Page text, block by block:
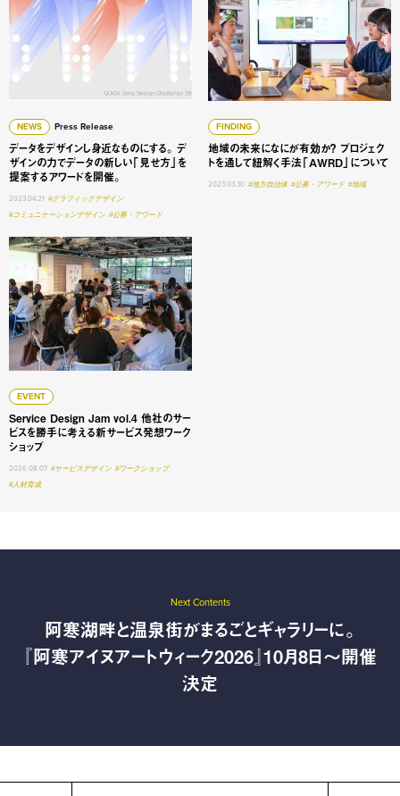
NEWS Press Release
データをデザインし身近なものにする。 デ
ザインの力でデータの新しい「見せ方」を
提案するアワードを開催。
2023.04.21
#グラフィックデザイン
#コミュニケーションデザイン #公募・アワード
FINDING
地域の未来になにが有効か？ プロジェク
トを通して紐解く手法「AWRD」について
2023.03.30 #地方自治体 #公募・アワード #地域
EVENT
Service Design Jam vol.4 他社のサー
ビスを勝手に考える新サービス発想ワーク
ショップ
2026.08.07 #サービスデザイン #ワークショップ
#人材育成
Service Design Jam vol.4 他社のサービスを勝手に考える
Next Contents
阿寒湖畔と温泉街がまるごとギャラリーに。
『阿寒アイヌアートウィーク2026』10月8日〜開催
決定